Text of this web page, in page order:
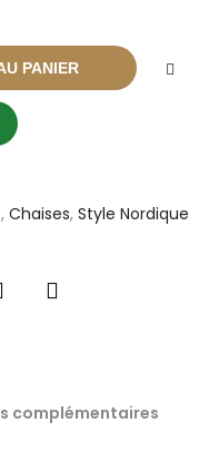
PANIER
, Chaises, Style Nordique
complémentaires